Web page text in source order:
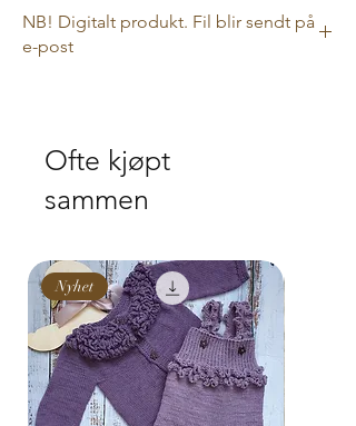
endres til navnefest.
justeres.
NB! Digitalt produkt. Fil blir sendt på
e-post
Ofte kjøpt
sammen
Nyhet